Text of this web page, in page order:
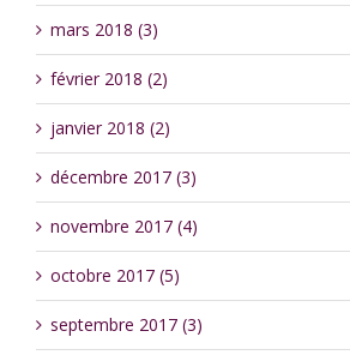
mars 2018 (3)
février 2018 (2)
janvier 2018 (2)
décembre 2017 (3)
novembre 2017 (4)
octobre 2017 (5)
septembre 2017 (3)